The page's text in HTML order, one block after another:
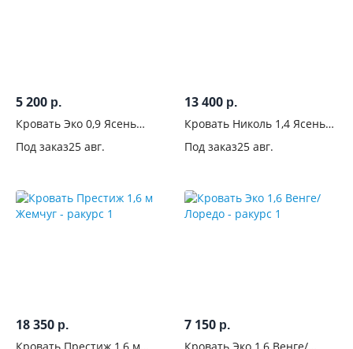
5 200 р.
Кровать Эко 0,9 Ясень
Под заказ25 авг.
13 400 р.
Кровать Николь 1,4 Ясень
Под заказ25 авг.
18 350 р. 7 150 р.
Длина,
см
спальных
мест
Комната